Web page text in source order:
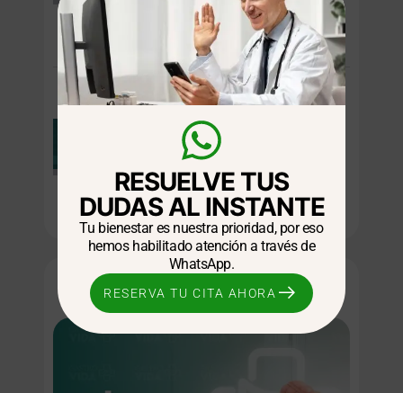
molestias digestivas?
24/11/2025
¿Por qué aparece el
Helicobacter Pylori?
24/11/2025
Blogs relacionados
RESUELVE TUS
DUDAS AL INSTANTE
Tu bienestar es nuestra prioridad, por eso
hemos habilitado atención a través de
WhatsApp.
RESERVA TU CITA AHORA